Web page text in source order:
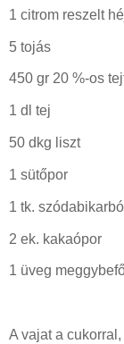
1 citrom reszelt
5 tojás
450 gr 20 %-os
1 dl tej
50 dkg liszt
1 sütőpor
1 tk.
2 ek. kakaópor
1 üveg
A vajat a